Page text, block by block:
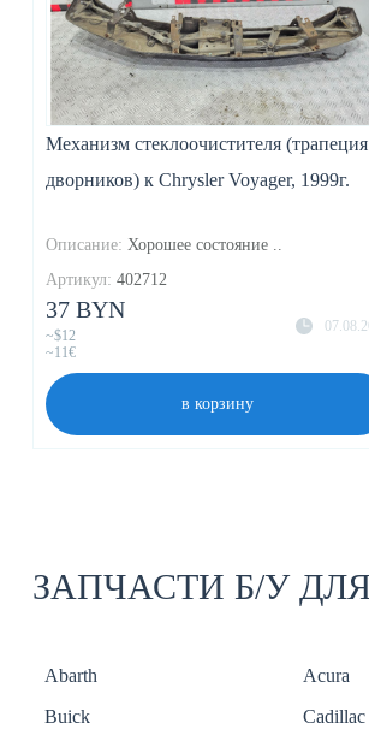
Механизм стеклоочистителя (трапеция
дворников) к Chrysler Voyager, 1999г.
Описание: Хорошее состояние ..
Артикул: 402712
37 BYN
~$12
~11€
в корзину
ЗАПЧАСТИ Б/У
Abarth Acura
Buick
Cadillac